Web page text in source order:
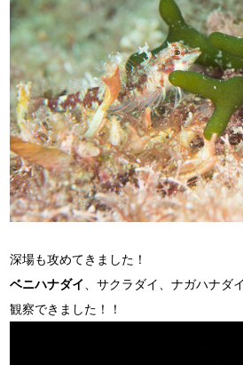
深場も攻めてきました！
ベニハナダイ 、サクラダイ、ナガハナダ
観察できました！！